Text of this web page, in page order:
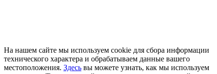
На нашем сайте мы используем cookie для сбора информации
технического характера и обрабатываем данные вашего
местоположения. Здесь вы можете узнать, как мы используем